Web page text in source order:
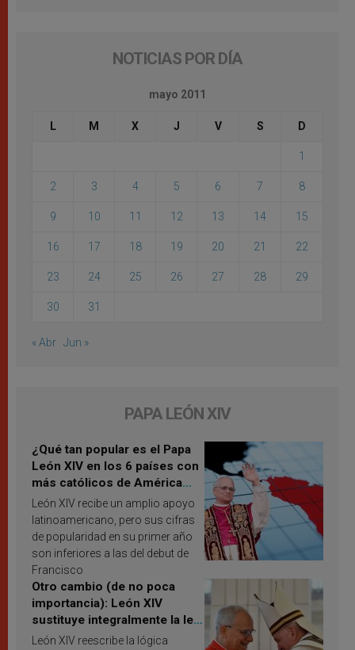
NOTICIAS POR DÍA
mayo 2011
L M X J V S D
1
2 3 4 5 6 7 8
9 10 11 12 13 14 15
16 17 18 19 20 21 22
23 24 25 26 27 28 29
30 31
« Abr Jun »
PAPA LEÓN XIV
¿Qué tan popular es el Papa
León XIV en los 6 países con
más católicos de América
Latina en 2026? Publican
resultados de investigación
León XIV recibe un amplio apoyo
latinoamericano, pero sus cifras
de popularidad en su primer año
son inferiores a las del debut de
Francisco
Otro cambio (de no poca
importancia): León XIV
sustituye integralmente la ley
vaticana de Papa Francisco
León XIV reescribe la lógica